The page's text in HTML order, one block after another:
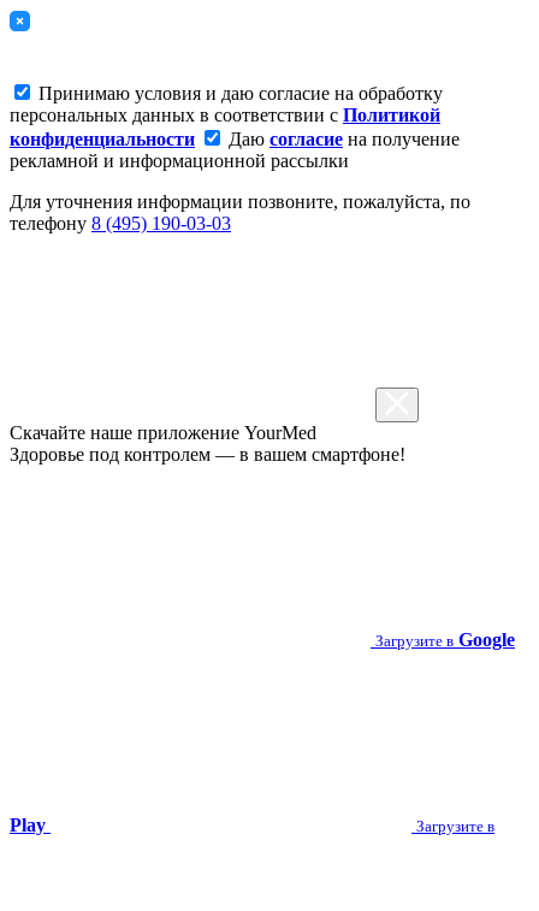
Принимаю условия и даю согласие на обработку
персональных данных в соответствии с Политикой
конфиденциальности
Даю согласие на получение
рекламной и информационной рассылки
Для уточнения информации позвоните, пожалуйста, по
телефону 8 (495) 190-03-03
Скачайте наше приложение YourMed
Здоровье под контролем — в вашем смартфоне!
Загрузите в Google
Play Загрузите в